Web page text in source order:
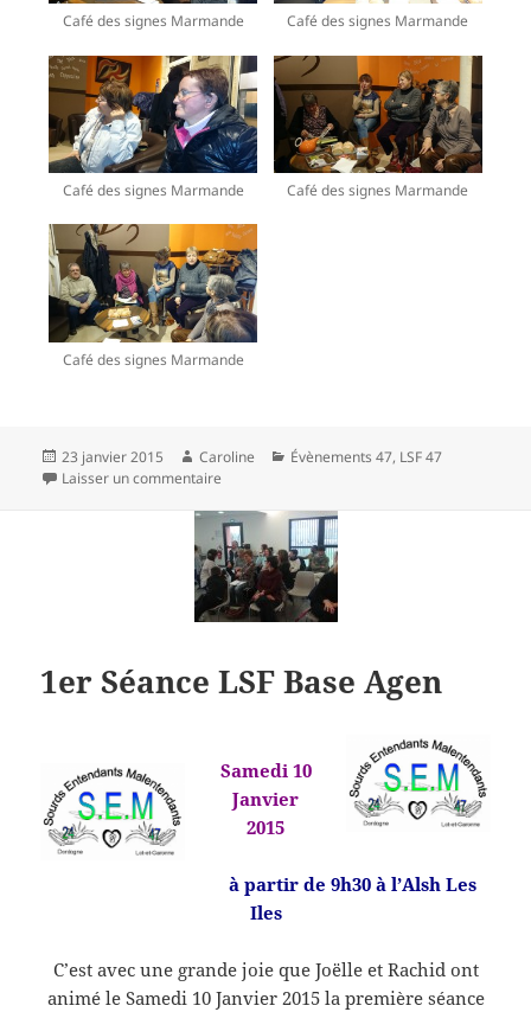
Café des signes Marmande Café des signes Marmande
Café des signes Marmande Café des signes Marmande
Café des signes Marmande
Publié
le
23 janvier 2015 Auteur
Caroline Catégories
Évènements 47, LSF 47
Laisser un commentaire
1er Séance LSF Base Agen
Samedi 10
Janvier
2015
à partir de 9h30 à l’Alsh Les
Iles
C’est avec une grande joie que Joëlle et Rachid ont
animé le Samedi 10 Janvier 2015 la première séance